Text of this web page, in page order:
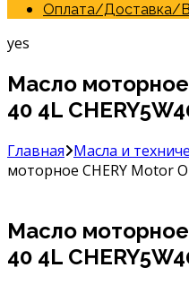
Оплата/Доставка/
yes
Масло моторное
40 4L
Главная Масла и
моторное CHERY Motor
Масло моторное
40 4L